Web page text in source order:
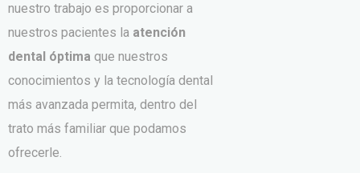
nuestro trabajo es proporcionar a
nuestros pacientes la atención
dental óptima que nuestros
conocimientos y la tecnología dental
más avanzada permita, dentro del
trato más familiar que podamos
ofrecerle.